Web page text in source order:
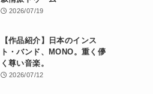
2026/07/19
【作品紹介】日本のインス
ト・バンド、MONO。重く儚
く尊い音楽。
2026/07/12